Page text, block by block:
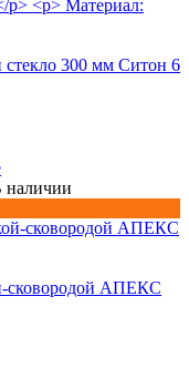
300 мм Ситон 6
наличии
сковородой АПЕКС